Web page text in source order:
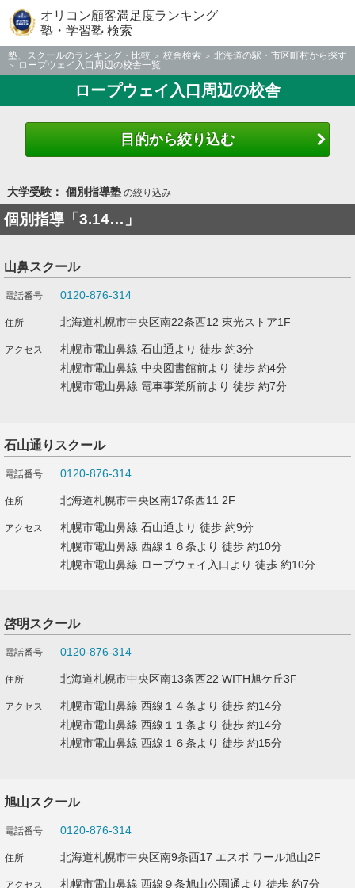
オリコン顧客満足度ランキング
塾・学習塾 検索
塾、スクールのランキング・比較 校舎検索
北海道の駅・市区町村から探す
ロープウェイ入口周辺の校舎一覧
ロープウェイ入口周辺の校舎
目的から絞り込む
大学受験： 個別指導塾の絞り込み
個別指導「3.14…」
山鼻スクール
0120-876-314
北海道札幌市中央区南22条西12 東光ストア1F
札幌市電山鼻線 石山通より 徒歩 約3分
札幌市電山鼻線 中央図書館前より 徒歩 約4分
札幌市電山鼻線 電車事業所前より 徒歩 約7分
石山通りスクール
0120-876-314
北海道札幌市中央区南17条西11 2F
札幌市電山鼻線 石山通より 徒歩 約9分
札幌市電山鼻線 西線１６条より 徒歩 約10分
札幌市電山鼻線 ロープウェイ入口より 徒歩 約10分
啓明スクール
0120-876-314
北海道札幌市中央区南13条西22 WITH旭ケ丘3F
札幌市電山鼻線 西線１４条より 徒歩 約14分
札幌市電山鼻線 西線１１条より 徒歩 約14分
札幌市電山鼻線 西線１６条より 徒歩 約15分
旭山スクール
0120-876-314
北海道札幌市中央区南9条西17 エスポ ワール旭山2F
札幌市電山鼻線 西線９条旭山公園通より 徒歩 約7分